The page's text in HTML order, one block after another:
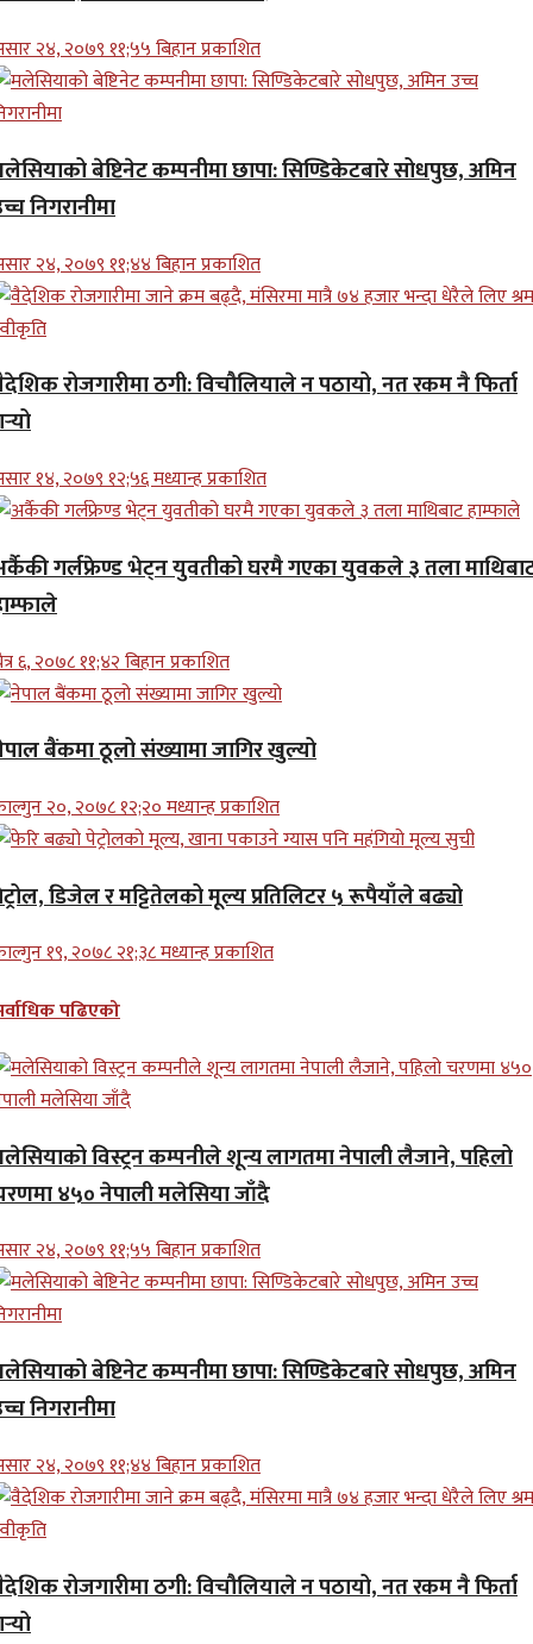
२४, २०७९ ११;५५ बिहान प्रकाशित
बेष्टिनेट कम्पनीमा छापा: सिण्डिकेटबारे सोधपुछ, अमिन
निगरानीमा
२४, २०७९ ११;४४ बिहान प्रकाशित
रोजगारीमा ठगी: विचौलियाले न पठायो, नत रकम नै फिर्ता
१४, २०७९ १२;५६ मध्यान्ह प्रकाशित
गर्लफ्रेण्ड भेट्न युवतीको घरमै गएका युवकले ३ तला
६, २०७८ ११;४२ बिहान प्रकाशित
बैंकमा ठूलो संख्यामा जागिर खुल्यो
२०, २०७८ १२;२० मध्यान्ह प्रकाशित
डिजेल र मट्टितेलको मूल्य प्रतिलिटर ५ रूपैयाँले बढ्यो
१९, २०७८ २१;३८ मध्यान्ह प्रकाशित
पढिएको
विस्ट्रन कम्पनीले शून्य लागतमा नेपाली लैजाने, पहिलो
४५० नेपाली मलेसिया जाँदै
२४, २०७९ ११;५५ बिहान प्रकाशित
बेष्टिनेट कम्पनीमा छापा: सिण्डिकेटबारे सोधपुछ, अमिन
निगरानीमा
२४, २०७९ ११;४४ बिहान प्रकाशित
रोजगारीमा ठगी: विचौलियाले न पठायो, नत रकम नै फिर्ता